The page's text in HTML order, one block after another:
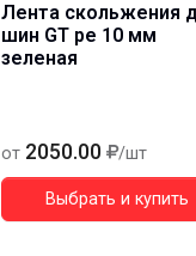
Лента скольжения
шин GT pe 10 мм
зеленая
от 2050.00 /шт
Выбрать и купить